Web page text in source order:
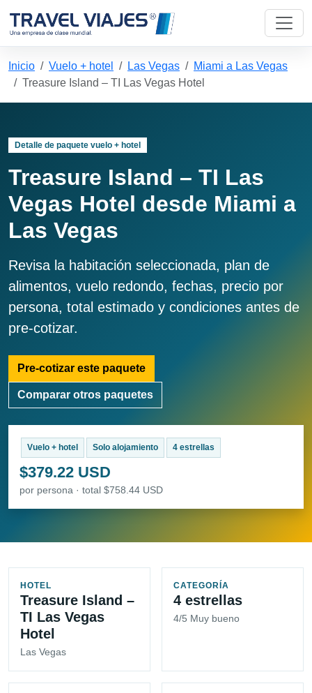
Inicio Vuelo + hotel Las Vegas
Miami a Las Vegas
Treasure Island – TI Las Vegas Hotel
Detalle de paquete vuelo + hotel
Treasure Island – TI Las
Vegas Hotel desde Miami a
Las Vegas
Revisa la habitación seleccionada, plan de
alimentos, vuelo redondo, fechas, precio por
persona, total estimado y condiciones antes de
pre-cotizar.
Pre-cotizar este paquete
Comparar otros paquetes
Vuelo + hotel Solo alojamiento 4 estrellas
$379.22 USD
por persona · total $758.44 USD
HOTEL
Treasure Island –
TI Las Vegas
Hotel
Las Vegas
CATEGORÍA
4 estrellas
4/5 Muy bueno